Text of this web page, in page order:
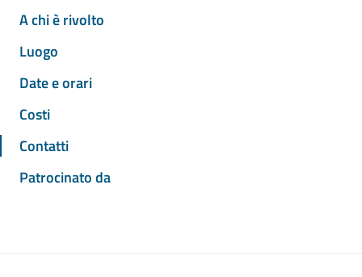
A chi è rivolto
Luogo
Date e orari
Costi
Contatti
Patrocinato da